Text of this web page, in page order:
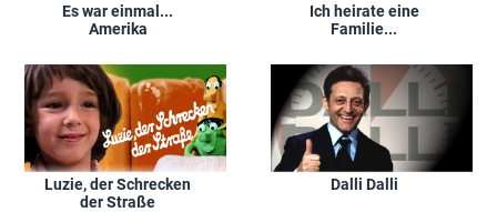
Es war einmal...
Amerika
Ich heirate eine
Familie...
Luzie, der Schrecken
der Straße
Dalli Dalli